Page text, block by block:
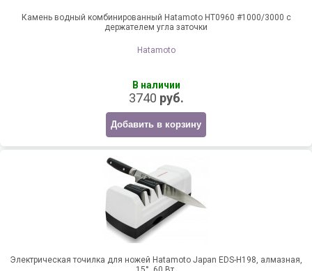
Камень водный комбинированный Hatamoto HT0960 #1000/3000 с
держателем угла заточки
Hatamoto
В наличии
3740 руб.
Добавить в корзину
Электрическая точилка для ножей Hatamoto Japan EDS-H198, алмазная,